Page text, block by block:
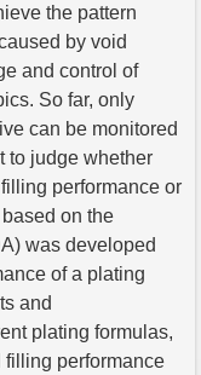
the pattern
by void
and control of
So far, only
can be monitored
to judge whether
performance or
on the
was developed
of a plating
and
plating formulas,
filling performance